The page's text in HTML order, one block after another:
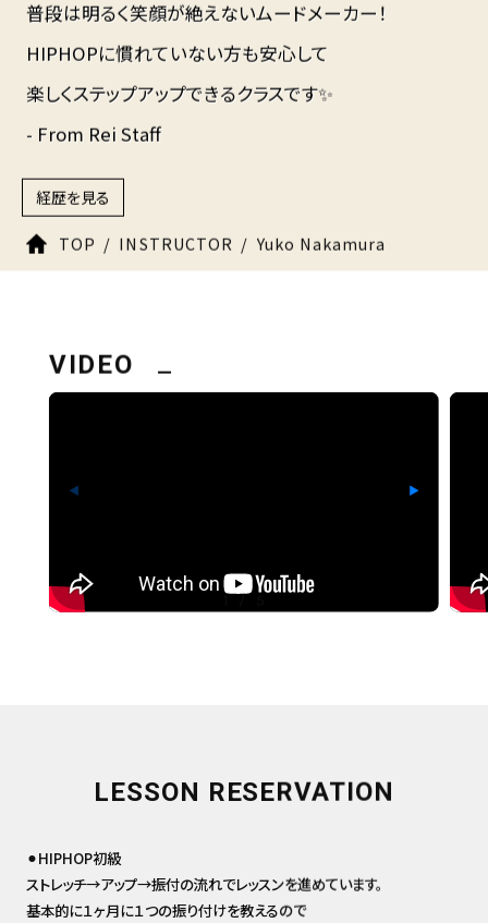
普段は明るく笑顔が絶えないムードメーカー！
HIPHOPに慣れていない方も安心して
楽しくステップアップできるクラスです✨
- From Rei Staff
経歴を見る
TOP INSTRUCTOR Yuko Nakamura
VIDEO
◀ ▶
LESSON RESERVATION
⚫︎HIPHOP初級
ストレッチ→アップ→振付の流れでレッスンを進めています。
基本的に１ヶ月に１つの振り付けを教えるので